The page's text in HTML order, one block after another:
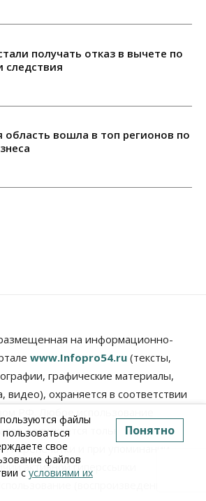
получать отказ в вычете по
следствия
область вошла в топ регионов по
на информационно-
www.Infopro54.ru (тексты,
графические материалы,
видео), охраняется в соответствии
допускается только при
перепечатки и при упоминании
активной гиперссылки
файлы
свое
файлов
с условиями их
Понятно